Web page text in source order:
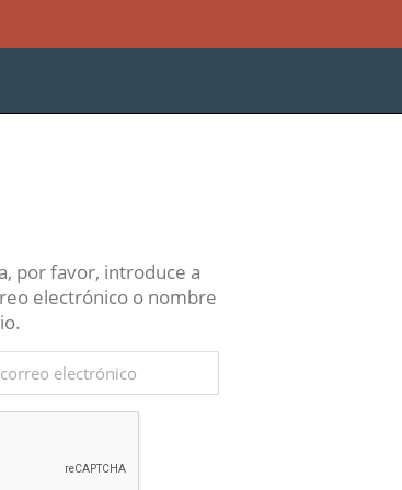
por favor, introduce a
electrónico o nombre